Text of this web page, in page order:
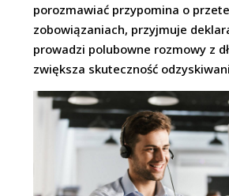
porozmawiać przypomina o
zobowiązaniach, przyjmuje
prowadzi polubowne rozmowy z
zwiększa skuteczność